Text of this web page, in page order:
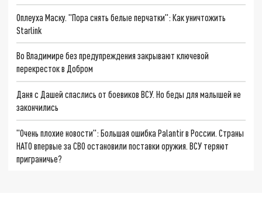
Оплеуха Маску. "Пора снять белые перчатки": Как уничтожить
Starlink
Во Владимире без предупреждения закрывают ключевой
перекресток в Добром
Даня с Дашей спаслись от боевиков ВСУ. Но беды для малышей не
закончились
"Очень плохие новости": Большая ошибка Palantir в России. Страны
НАТО впервые за СВО остановили поставки оружия. ВСУ теряют
приграничье?